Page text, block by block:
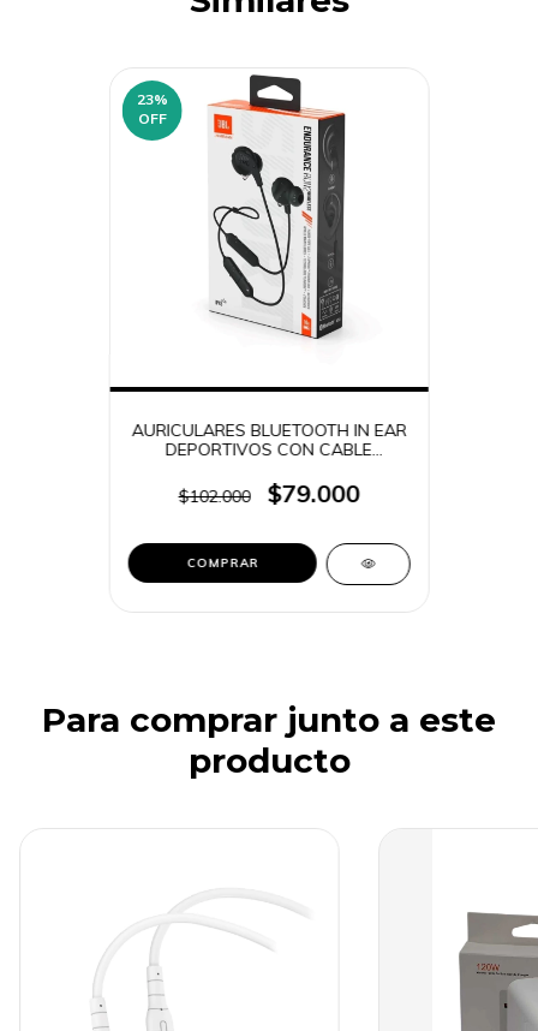
23%
OFF
AURICULARES BLUETOOTH IN EAR
DEPORTIVOS CON CABLE
RUN2
$102.000 $79.000
Para comprar junto a este
producto